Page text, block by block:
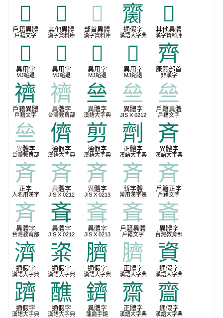
𧜍
戶籍異體
戶籍文字
𪗄
其他異體
漢字資料庫
𪗄
部首異體
漢字資料庫
𪗋
通假字
漢語大字典
𬹱
其他異體
漢字資料庫
𭚃
異用字
MJ縮退
𮮺
異用字
MJ縮退
𮮻
異用字
MJ縮退
𮮼
異用字
MJ縮退
⿑
康煕部首
非漢字
䄢
戶籍異體
戶籍文字
䄢
異體字
台灣教育部
亝
異體字
漢語大字典
亝
異體字
JIS X 0212
亝
戶籍異體
戶籍文字
亝
異體字
台灣教育部
儕
通假字
漢語大字典
剪
通假字
漢語大字典
劑
正體字
漢語大字典
斉
異體字
漢語大字典
斉
正字
人名用漢字
斉
異體字
JIS X 0212
斉
異體字
JIS X 0213
斉
新字體
常用漢字表
斉
戶籍正字
戶籍文字
斉
異體字
台灣教育部
斊
異體字
JIS X 0212
斊
異體字
JIS X 0213
斊
戶籍異體
戶籍文字
斊
異體字
台灣教育部
濟
通假字
漢語大字典
粢
通假字
漢語大字典
臍
通假字
漢語大字典
臍
正體字
漢語大字典
資
通假字
漢語大字典
躋
通假字
漢語大字典
醮
通假字
漢語大字典
鑇
異體字
龍龕手鏡
齋
正體字
漢語大字典
齍
通假字
漢語大字典